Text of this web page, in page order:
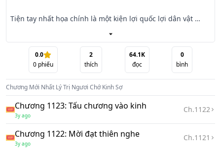
Tiện tay nhất họa chính là một kiện lợi quốc lợi dân vật
0.0
0phiếu
2
thích
64.1K
đọc
0
bình
Chương Mới Nhất Lý Trị Ngươi Chớ Kinh Sợ
Chương 1123: Tấu chương vào kinh
3y ago
Ch.1122
Chương 1122: Mời đạt thiên nghe
3y ago
Ch.1121